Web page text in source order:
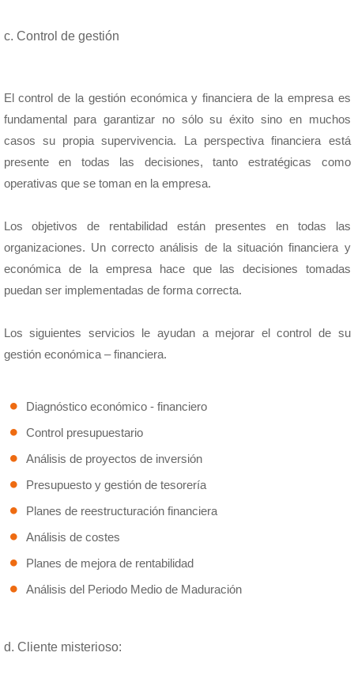
c. Control de gestión
El control de la gestión económica y financiera de la empresa es
fundamental para garantizar no sólo su éxito sino en muchos
casos su propia supervivencia. La perspectiva financiera está
presente en todas las decisiones, tanto estratégicas como
operativas que se toman en la empresa.
Los objetivos de rentabilidad están presentes en todas las
organizaciones. Un correcto análisis de la situación financiera y
económica de la empresa hace que las decisiones tomadas
puedan ser implementadas de forma correcta.
Los siguientes servicios le ayudan a mejorar el control de su
gestión económica – financiera.
Diagnóstico económico - financiero
Control presupuestario
Análisis de proyectos de inversión
Presupuesto y gestión de tesorería
Planes de reestructuración financiera
Análisis de costes
Planes de mejora de rentabilidad
Análisis del Periodo Medio de Maduración
d. Cliente misterioso: